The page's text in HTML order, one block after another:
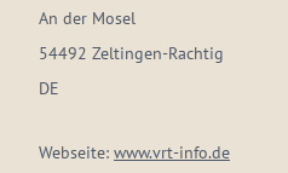
An der Mosel
54492 Zeltingen-Rachtig
DE
Webseite: www.vrt-info.de